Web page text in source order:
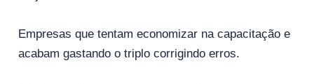
Empresas que tentam economizar na capacitação e
acabam gastando o triplo corrigindo erros.